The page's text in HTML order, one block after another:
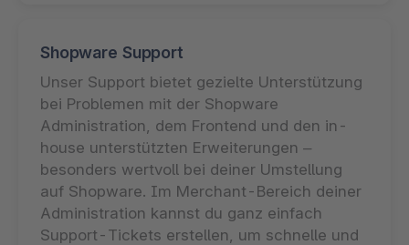
Shopware Support
Unser Support bietet gezielte Unterstützung
bei Problemen mit der Shopware
Administration, dem Frontend und den in-
house unterstützten Erweiterungen –
besonders wertvoll bei deiner Umstellung
auf Shopware. Im Merchant-Bereich deiner
Administration kannst du ganz einfach
Support-Tickets erstellen, um schnelle und